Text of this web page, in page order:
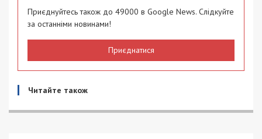
Приєднуйтесь також до 49000 в Google News. Слідкуйте
за останніми новинами!
Приєднатися
Читайте також